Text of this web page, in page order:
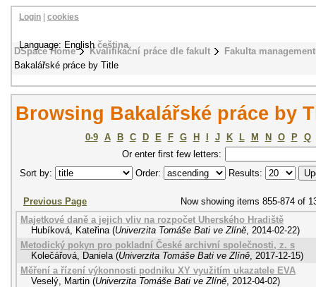
DSpace Home Kvalifikační práce dle fakult
Fakulta
Bakalářské práce by Title
Login cookies
Language: Englishčeština
Browsing Bakalářské práce by
0-9 A B C D E F G H J K L M N O P
Q
Or enter first few letters:
Sort by:
Order: Results:
Previous Page
Now showing items 855-874 of
Majetkové daně a jejich vliv na rozpočet Uherského Hradiště
Hubíková, Kateřina (Univerzita Tomáše Bati ve Zlíně, 2014-02-22)
Metodický pokyn pro pokladní České archivní společnosti, z. s
Kolečářová, Daniela (Univerzita Tomáše Bati ve Zlíně, 2017-12-15)
Měření a řízení výkonnosti podniku XY využitím ukazatele EVA
Veselý, Martin (Univerzita Tomáše Bati ve Zlíně, 2012-04-02)